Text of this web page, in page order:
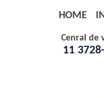
Cenral de
11
HOME